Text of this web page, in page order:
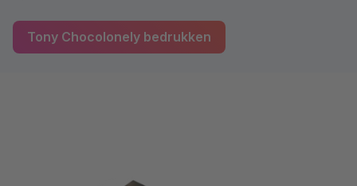
Tony Chocolonely bedrukken